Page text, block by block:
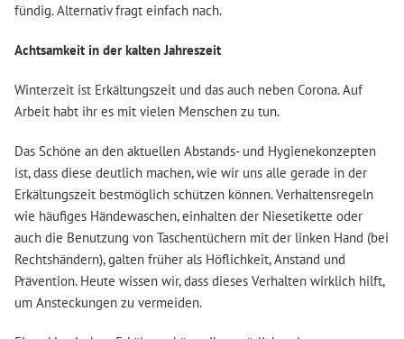
fündig. Alternativ fragt einfach nach.
Achtsamkeit in der kalten Jahreszeit
Winterzeit ist Erkältungszeit und das auch neben Corona. Auf
Arbeit habt ihr es mit vielen Menschen zu tun.
Das Schöne an den aktuellen Abstands- und Hygienekonzepten
ist, dass diese deutlich machen, wie wir uns alle gerade in der
Erkältungszeit bestmöglich schützen können. Verhaltensregeln
wie häufiges Händewaschen, einhalten der Niesetikette oder
auch die Benutzung von Taschentüchern mit der linken Hand (bei
Rechtshändern), galten früher als Höflichkeit, Anstand und
Prävention. Heute wissen wir, dass dieses Verhalten wirklich hilft,
um Ansteckungen zu vermeiden.